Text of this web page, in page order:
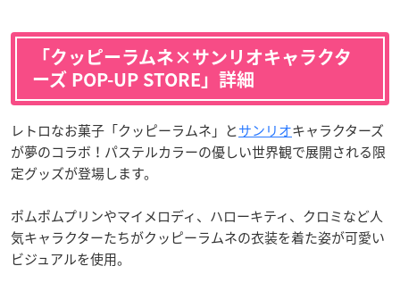
「クッピーラムネ×サンリオキャラクタ
ーズ POP-UP STORE」詳細
レトロなお菓子「クッピーラムネ」とサンリオキャラクターズ
が夢のコラボ！パステルカラーの優しい世界観で展開される限
定グッズが登場します。
ポムポムプリンやマイメロディ、ハローキティ、クロミなど人
気キャラクターたちがクッピーラムネの衣装を着た姿が可愛い
ビジュアルを使用。